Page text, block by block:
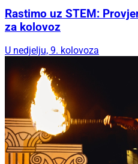
Rastimo uz STEM:
za kolovoz
U nedjelju, 9. kolovoza